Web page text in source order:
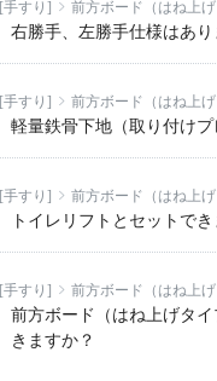
[手すり] 前方ボード（はね上
右勝手、左勝手仕様はあり
[手すり] 前方ボード（はね上
軽量鉄骨下地（取り付け
[手すり] 前方ボード（はね上
トイレリフトとセットでき
[手すり] 前方ボード（はね上げ
前方ボード（はね上げタ
きますか？